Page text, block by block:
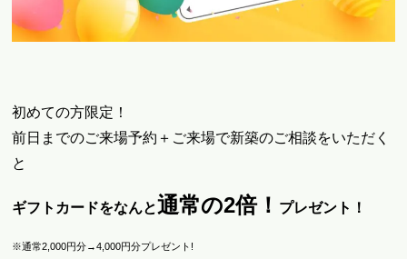
初めての方限定！
前日までのご来場予約＋ご来場で新築のご相談をいただく
と
ギフトカードをなんと通常の2倍！ プレゼント！
※通常2,000円分→4,000円分プレゼント!